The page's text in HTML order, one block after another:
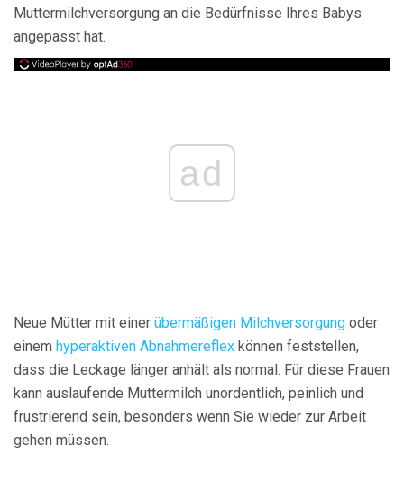
Muttermilchversorgung an die Bedürfnisse Ihres Babys
angepasst hat.
ad
Neue Mütter mit einer übermäßigen Milchversorgung oder
einem hyperaktiven Abnahmereflex können feststellen,
dass die Leckage länger anhält als normal. Für diese Frauen
kann auslaufende Muttermilch unordentlich, peinlich und
frustrierend sein, besonders wenn Sie wieder zur Arbeit
gehen müssen.